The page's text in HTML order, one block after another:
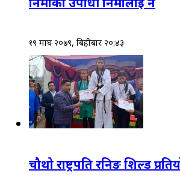
१९ माघ २०७९, बिहीबार २०:४३
चौथो राष्ट्रपति रनिङ शिल्ड